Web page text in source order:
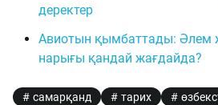
деректер
Авиотын қымбаттады: Әлем
нарығы қандай жағдайда?
самарқанд тарих